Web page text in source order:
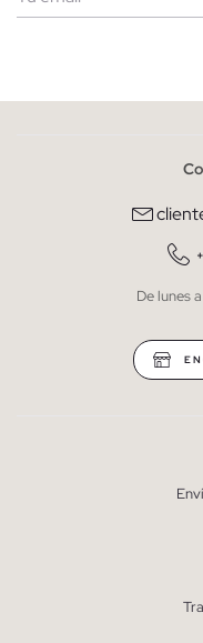
He leído y entiendo la
* PuedesDe lunes